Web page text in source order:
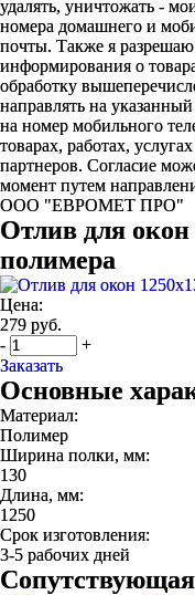
удалять, уничтожать -
номера домашнего и
почты. Также я
информирования о
обработку
направлять на
на номер мобильного
товарах, работах,
партнеров. Согласие
момент путем
ООО "ЕВРОМЕТ ПРО"
Отлив для окон
полимера
Цена:
279 руб.
-
+
Заказать
Основные
Материал:
Полимер
Ширина полки, мм:
130
Длина, мм:
1250
Срок изготовления:
3-5 рабочих дней